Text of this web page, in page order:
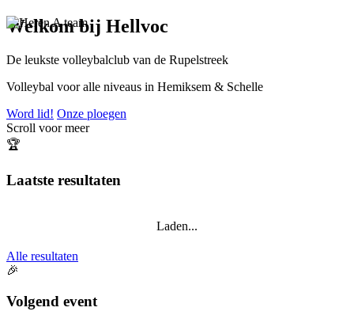
Welkom bij Hellvoc
De leukste volleybalclub van de Rupelstreek
Volleybal voor alle niveaus in Hemiksem & Schelle
Word lid! Onze ploegen
Scroll voor meer
🏆
Laatste resultaten
Laden...
Alle resultaten
🎉
Volgend event